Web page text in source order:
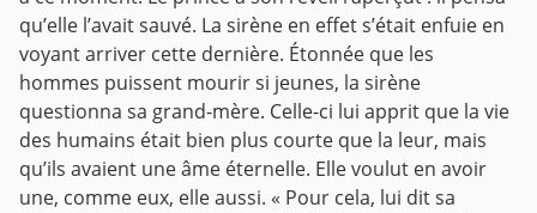
qu’elle l’avait sauvé. La sirène en effet s’était enfuie en
voyant arriver cette dernière. Étonnée que les
hommes puissent mourir si jeunes, la sirène
questionna sa grand-mère. Celle-ci lui apprit que la vie
des humains était bien plus courte que la leur, mais
qu’ils avaient une âme éternelle. Elle voulut en avoir
une, comme eux, elle aussi. « Pour cela, lui dit sa